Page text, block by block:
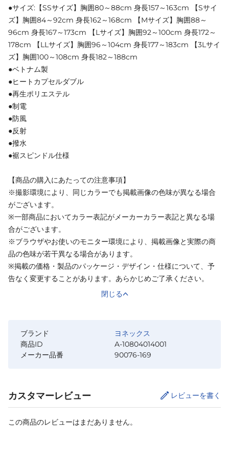
●サイズ:【SSサイズ】胸囲80～88cm 身長157～163cm 【Sサイ
ズ】胸囲84～92cm 身長162～168cm 【Mサイズ】胸囲88～
96cm 身長167～173cm 【Lサイズ】胸囲92～100cm 身長172～
178cm 【LLサイズ】胸囲96～104cm 身長177～183cm 【3Lサイ
ズ】胸囲100～108cm 身長182～188cm
●ベトナム製
●ヒートカプセルダブル
●再生ポリエステル
●制電
●防風
●反射
●撥水
●裾スピンドル仕様
【商品の購入にあたっての注意事項】
※撮影環境により、同じカラーでも掲載画像の色味が異なる場合
がございます。
※一部商品においてカラー表記がメーカーカラー表記と異なる場
合がございます。
※ブラウザやお使いのモニター環境により、掲載画像と実際の商
品の色味が若干異なる場合があります。
※掲載の価格・製品のパッケージ・デザイン・仕様について、予
告なく変更することがあります。あらかじめご了承ください。
閉じる
ブランド
ヨネックス
商品ID
A-10804014001
メーカー品番
90076-169
カスタマーレビュー レビューを書く
この商品のレビューはまだありません。